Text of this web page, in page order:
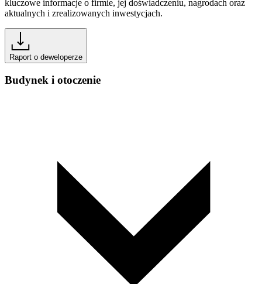
kluczowe informacje o firmie, jej doświadczeniu, nagrodach oraz
aktualnych i zrealizowanych inwestycjach.
Raport o deweloperze
Budynek i otoczenie